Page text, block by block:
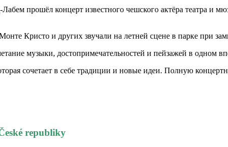
прошёл концерт известного чешского актёра театра и
Кристо и других звучали на летней сцене в парке при
музыки, достопримечательностей и пейзажей в одном
сочетает в себе традиции и новые идеи. Полную
republiky